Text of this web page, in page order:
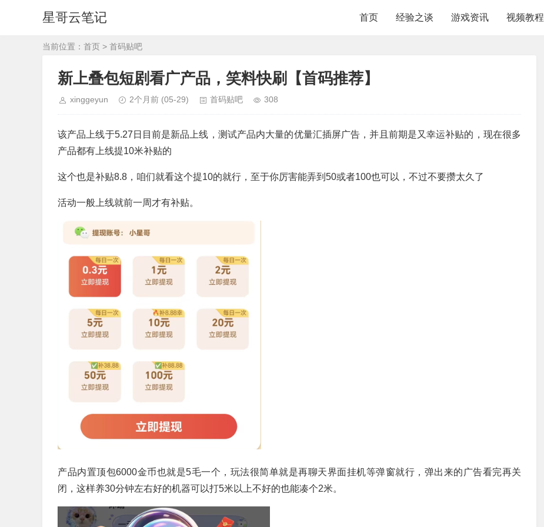
星哥云笔记 首页 经验之谈 游戏资讯 视频教程
当前位置： 首页 > 首码贴吧
新上叠包短剧看广产品，笑料快刷【首码推荐】
xinggeyun 2个月前 (05-29) 首码贴吧 308
该产品上线于5.27日目前是新品上线，测试产品内大量的优量汇插屏广告，并且前期是又幸运补贴的，现在很多
产品都有上线提10米补贴的
这个也是补贴8.8，咱们就看这个提10的就行，至于你厉害能弄到50或者100也可以，不过不要攒太久了
活动一般上线就前一周才有补贴。
产品内置顶包6000金币也就是5毛一个，玩法很简单就是再聊天界面挂机等弹窗就行，弹出来的广告看完再关
闭，这样养30分钟左右好的机器可以打5米以上不好的也能凑个2米。